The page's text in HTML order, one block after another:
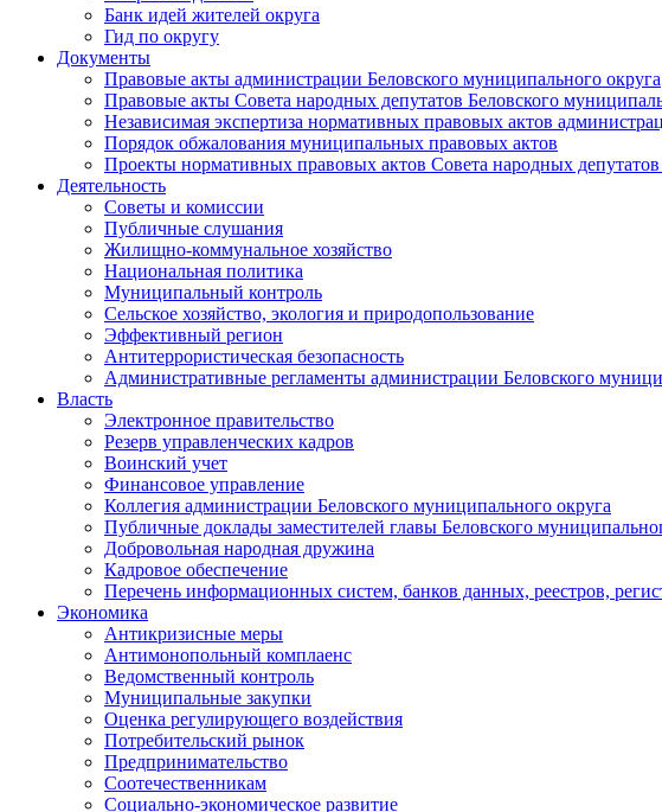
Банк идей жителей округа
Гид по округу
Документы
Правовые акты администрации Беловского муниципального округа
Правовые акты Совета народных депутатов Беловского
Независимая экспертиза нормативных правовых актов
Порядок обжалования муниципальных правовых актов
Проекты нормативных правовых актов Совета народных
Деятельность
Советы и комиссии
Публичные слушания
Жилищно-коммунальное хозяйство
Национальная политика
Муниципальный контроль
Сельское хозяйство, экология и природопользование
Эффективный регион
Антитеррористическая безопасность
Административные регламенты администрации Беловского
Власть
Электронное правительство
Резерв управленческих кадров
Воинский учет
Финансовое управление
Коллегия администрации Беловского муниципального округа
Публичные доклады заместителей главы Беловского
Добровольная народная дружина
Кадровое обеспечение
Перечень информационных систем, банков данных, реестров,
Экономика
Антикризисные меры
Антимонопольный комплаенс
Ведомственный контроль
Муниципальные закупки
Оценка регулирующего воздействия
Потребительский рынок
Предпринимательство
Соотечественникам
Социально-экономическое развитие